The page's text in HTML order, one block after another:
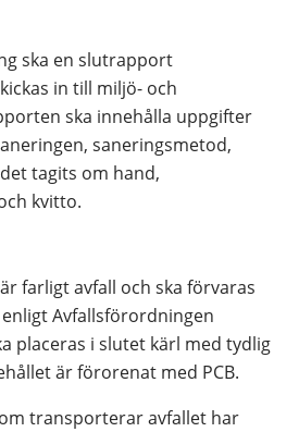
ska en slutrapport
in till miljö- och
ska innehålla uppgifter
saneringsmetod,
tagits om hand,
kvitto.
farligt avfall och ska förvaras
Avfallsförordningen
placeras i slutet kärl med tydlig
är förorenat med PCB.
transporterar avfallet har